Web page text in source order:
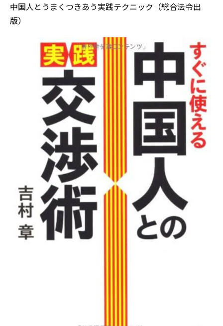
中国人とうまくつきあう実践テクニック（総合法令出
版）